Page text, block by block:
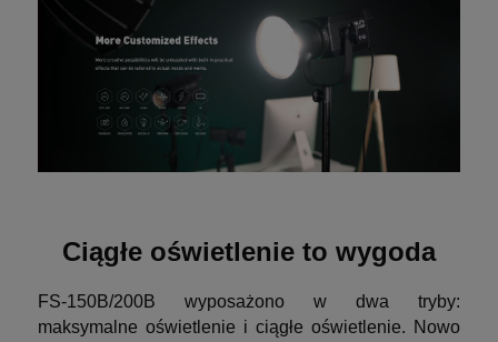
Ciągłe oświetlenie to wygoda
FS-150B/200B wyposażono w dwa tryby:
maksymalne oświetlenie i ciągłe oświetlenie. Nowo